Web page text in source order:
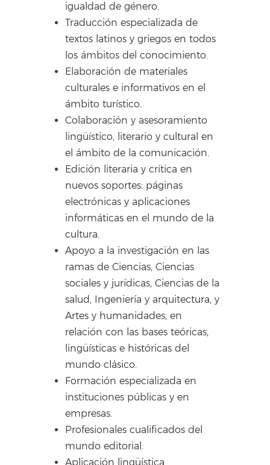
igualdad de género.
Traducción especializada de
textos latinos y griegos en todos
los ámbitos del conocimiento.
Elaboración de materiales
culturales e informativos en el
ámbito turístico.
Colaboración y asesoramiento
lingüístico, literario y cultural en
el ámbito de la comunicación.
Edición literaria y crítica en
nuevos soportes: páginas
electrónicas y aplicaciones
informáticas en el mundo de la
cultura.
Apoyo a la investigación en las
ramas de Ciencias, Ciencias
sociales y jurídicas, Ciencias de la
salud, Ingeniería y arquitectura, y
Artes y humanidades, en
relación con las bases teóricas,
lingüísticas e históricas del
mundo clásico.
Formación especializada en
instituciones públicas y en
empresas.
Profesionales cualificados del
mundo editorial.
Aplicación lingüística